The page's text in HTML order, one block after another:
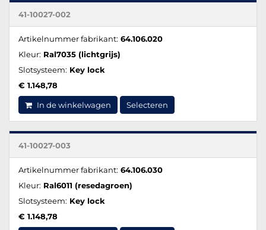
41-10027-002
Artikelnummer fabrikant: 64.106.020
Kleur: Ral7035 (lichtgrijs)
Slotsysteem: Key lock
€ 1.148,78
In de winkelwagen Selecteren
41-10027-003
Artikelnummer fabrikant: 64.106.030
Kleur: Ral6011 (resedagroen)
Slotsysteem: Key lock
€ 1.148,78